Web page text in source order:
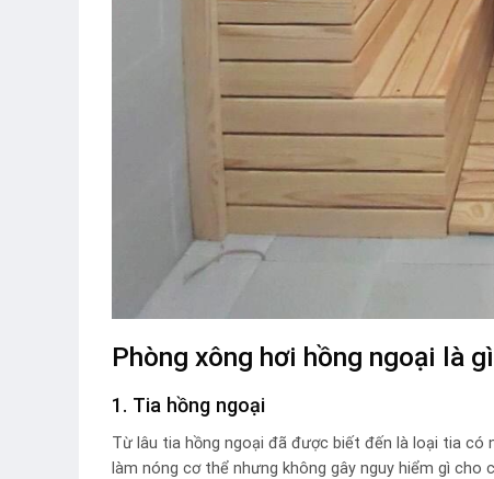
Phòng xông hơi hồng ngoại là
1. Tia hồng ngoại
Từ lâu tia hồng ngoại đã được biết đến là loại tia có
làm nóng cơ thể nhưng không gây nguy hiểm gì